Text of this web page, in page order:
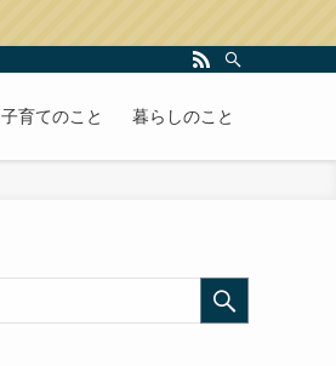
子育てのこと 暮らしのこと